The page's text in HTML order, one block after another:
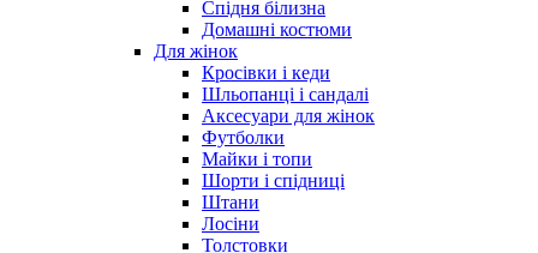
Спідня білизна
Домашні костюми
Для жінок
Кросівки і кеди
Шльопанці і сандалі
Аксесуари для жінок
Футболки
Майки і топи
Шорти і спідниці
Штани
Лосіни
Толстовки